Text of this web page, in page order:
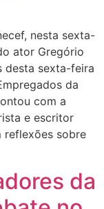
nesta sexta-
ator Gregório
desta sexta-feira
da
com a
e escritor
reflexões sobre
da